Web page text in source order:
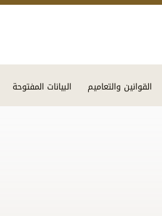
القوانين والتعاميم البيانات المفتوحة